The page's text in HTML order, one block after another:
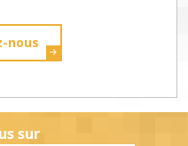
nous
sur